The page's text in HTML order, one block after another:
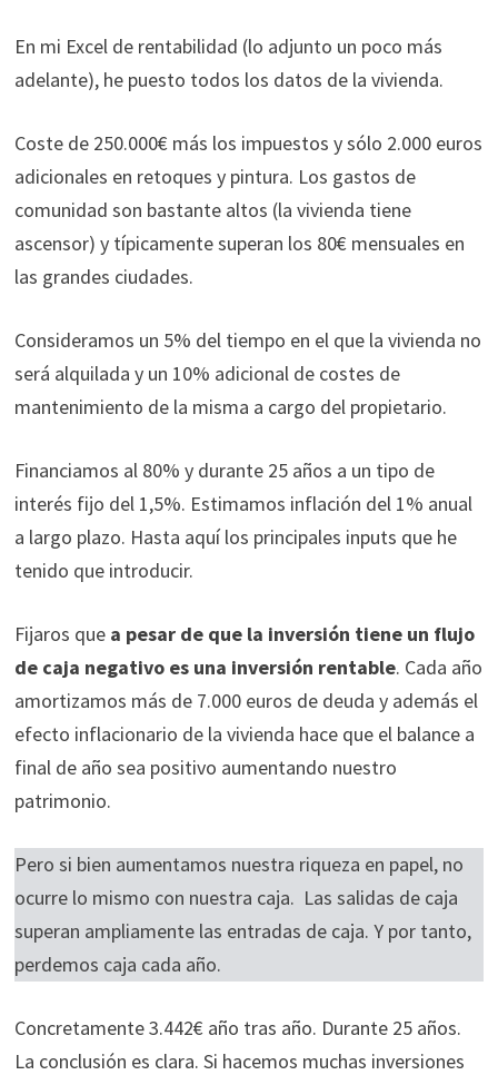
En mi Excel de rentabilidad (lo adjunto un poco más
adelante), he puesto todos los datos de la vivienda.
Coste de 250.000€ más los impuestos y sólo 2.000 euros
adicionales en retoques y pintura. Los gastos de
comunidad son bastante altos (la vivienda tiene
ascensor) y típicamente superan los 80€ mensuales en
las grandes ciudades.
Consideramos un 5% del tiempo en el que la vivienda no
será alquilada y un 10% adicional de costes de
mantenimiento de la misma a cargo del propietario.
Financiamos al 80% y durante 25 años a un tipo de
interés fijo del 1,5%. Estimamos inflación del 1% anual
a largo plazo. Hasta aquí los principales inputs que he
tenido que introducir.
Fijaros que a pesar de que la inversión tiene un flujo
de caja negativo es una inversión rentable. Cada año
amortizamos más de 7.000 euros de deuda y además el
efecto inflacionario de la vivienda hace que el balance a
final de año sea positivo aumentando nuestro
patrimonio.
Pero si bien aumentamos nuestra riqueza en papel, no
ocurre lo mismo con nuestra caja. Las salidas de caja
superan ampliamente las entradas de caja. Y por tanto,
perdemos caja cada año.
Concretamente 3.442€ año tras año. Durante 25 años.
La conclusión es clara. Si hacemos muchas inversiones